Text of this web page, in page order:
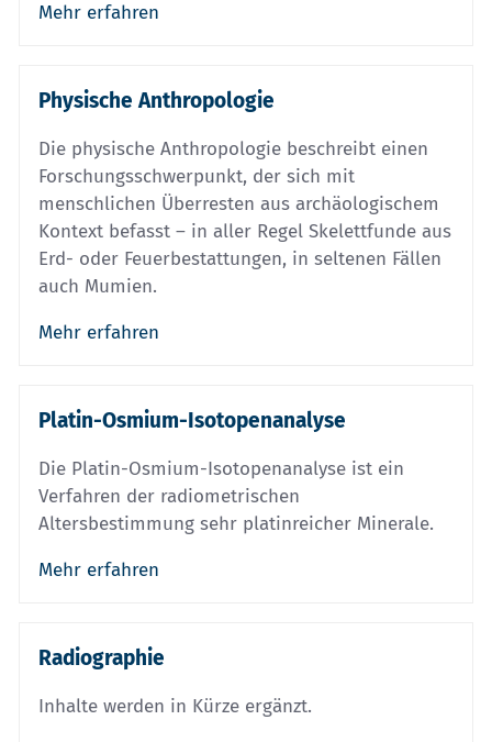
Mehr erfahren
Physische Anthropologie
Die physische Anthropologie beschreibt einen
Forschungsschwerpunkt, der sich mit
menschlichen Überresten aus archäologischem
Kontext befasst – in aller Regel Skelettfunde aus
Erd- oder Feuerbestattungen, in seltenen Fällen
auch Mumien.
Mehr erfahren
Platin-Osmium-Isotopenanalyse
Die Platin-Osmium-Isotopenanalyse ist ein
Verfahren der radiometrischen
Altersbestimmung sehr platinreicher Minerale.
Mehr erfahren
Radiographie
Inhalte werden in Kürze ergänzt.